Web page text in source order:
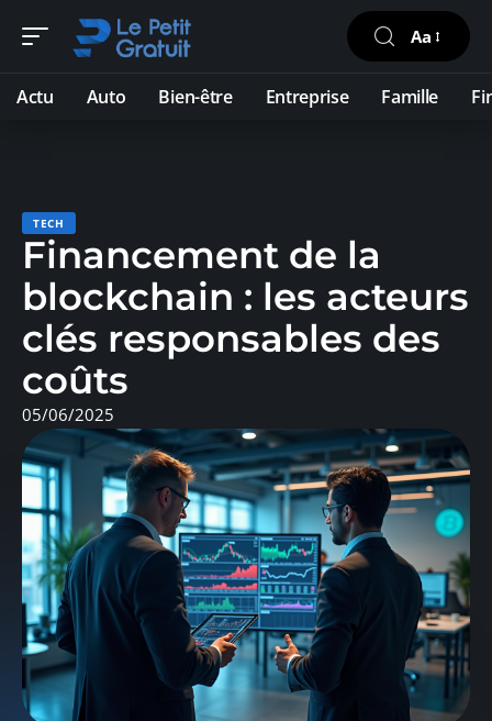
Aa
Actu Auto Bien-être Entreprise Famille
TECH
Financement de la
blockchain : les acteurs
clés responsables des
coûts
05/06/2025